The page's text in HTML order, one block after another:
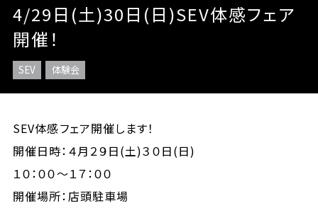
4/29日(土)30日(日)SEV体感フェア
開催！
SEV 体験会
SEV体感フェア開催します！
開催日時：４月２９日(土)３０日(日)
１０：００～１７：００
開催場所：店頭駐車場